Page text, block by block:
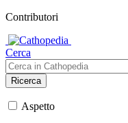
Contributori
Cerca
Ricerca
Aspetto